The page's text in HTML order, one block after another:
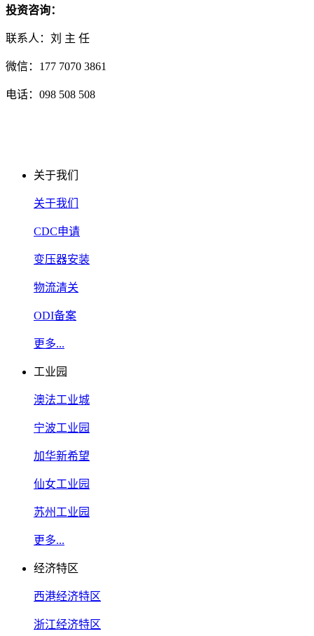
投资咨询：
联系人：刘 主 任
微信：177 7070 3861
电话：098 508 508
关于我们
关于我们
CDC申请
变压器安装
物流清关
ODI备案
更多...
工业园
澳法工业城
宁波工业园
加华新希望
仙女工业园
苏州工业园
更多...
经济特区
西港经济特区
浙江经济特区